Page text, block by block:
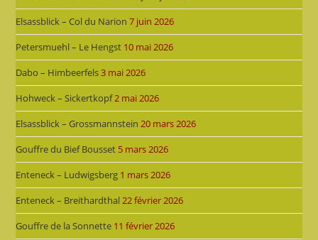
Elsassblick – Col du Narion 7 juin 2026
Petersmuehl – Le Hengst 10 mai 2026
Dabo – Himbeerfels3 mai 2026
Hohweck – Sickertkopf2 mai 2026
Elsassblick – Grossmannstein 20 mars 2026
Gouffre du Bief Bousset 5 mars 2026
Enteneck – Ludwigsberg 1 mars 2026
Enteneck – Breithardthal22 février 2026
Gouffre de la Sonnette 11 février 2026